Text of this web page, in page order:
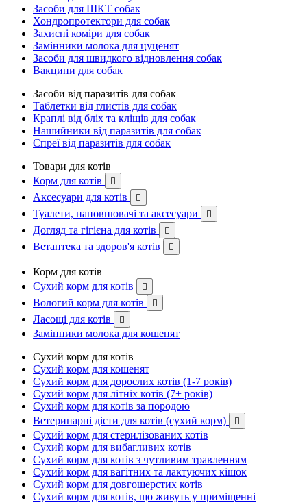
Засоби для ШКТ собак
Хондропротектори для собак
Захисні коміри для собак
Замінники молока для цуценят
Засоби для швидкого відновлення собак
Вакцини для собак
Засоби від паразитів для собак
Таблетки від глистів для собак
Краплі від бліх та кліщів для собак
Нашийники від паразитів для собак
Спреї від паразитів для собак
Товари для котів
Корм для котів

Аксесуари для котів 
Туалети, наповнювачі та аксесуари 
Догляд та гігієна для котів 
Ветаптека та здоров'я котів 
Корм для котів
Сухий корм для котів

Вологий корм для котів 
Ласощі для котів 
Замінники молока для кошенят
Сухий корм для котів
Сухий корм для кошенят
Сухий корм для дорослих котів (1-7 років)
Сухий корм для літніх котів (7+ років)
Сухий корм для котів за породою
Ветеринарні дієти для котів (сухий корм)

Сухий корм для стерилізованих котів
Сухий корм для вибагливих котів
Сухий корм для котів з чутливим травленням
Сухий корм для вагітних та лактуючих кішок
Сухий корм для довгошерстих котів
Сухий корм для котів, що живуть у приміщенні